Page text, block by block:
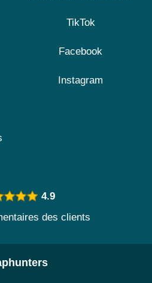
TikTok
Facebook
Instagram
4.9
des clients